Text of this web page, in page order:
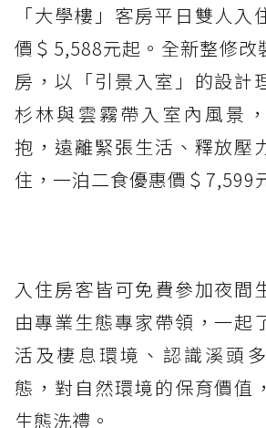
「大學樓」客房平日雙人入
價＄5,588元起。全新整修改
房，以「引景入室」的設計
杉林與雲霧帶入室內風景
抱，遠離緊張生活、釋放壓
住，一泊二食優惠價＄7,599
入住房客皆可免費參加夜間
由專業生態專家帶領，一起
活及棲息環境、認識溪頭
態，對自然環境的保育價值
生態洗禮。